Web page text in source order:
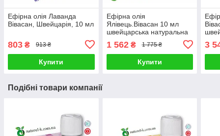
Ефірна олія Лаванда
Вівасан, Швейцарія, 10 мл
803 ₴ 913 ₴
Купити
Ефірна олія
Ялівець.Вівасан 10 мл
швейцарська натуральна
1 562₴ 1 775 ₴
Купити
3
Подібні товари компанії